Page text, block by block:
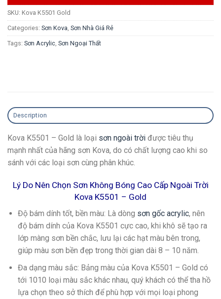
SKU: Kova K5501 Gold
Categories: Sơn Kova Sơn Nhà Giá Rẻ
Tags: Sơn Acrylic Sơn Ngoại Thất
Description
Kova K5501 – Gold là loại sơn ngoài trời được tiêu thụ
mạnh nhất của hãng sơn Kova, do có chất lượng cao khi so
sánh với các loại sơn cùng phân khúc.
Lý Do Nên Chọn Sơn Không Bóng Cao Cấp Ngoài Trời
Kova K5501 – Gold
Độ bám dính tốt, bền màu: Là dòng sơn gốc acrylic, nên
độ bám dính của Kova K5501 cực cao, khi khô sẽ tạo ra
lớp màng sơn bền chắc, lưu lại các hạt màu bên trong,
giúp màu sơn bền đẹp trong thời gian dài 8 – 10 năm.
Đa dạng màu sắc: Bảng màu của Kova K5501 – Gold có
tới 1010 loại màu sắc khác nhau, quý khách có thể tha hồ
lựa chọn theo sở thích để phù hợp với mọi loại phong